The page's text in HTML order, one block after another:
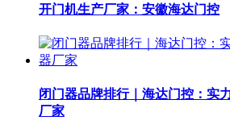
开门机生产厂家：安徽海达门控
闭门器品牌排行｜海达门控：实
厂家